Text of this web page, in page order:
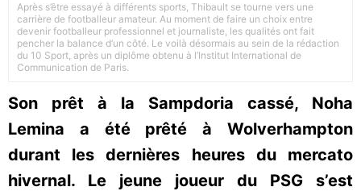
Après s’être essayé à différents sports, Thibault se tourne vers une
carrière de footballeur amateur. Au moment de faire un choix entre
devenir footballeur professionnel et journaliste, les qualités ont fait
pencher la balance d’un côté. Le voilà désormais au sein de la rédaction
du 10 Sport, après un diplôme obtenu à l’Institut International de
Communication de Paris.
Son prêt à la Sampdoria cassé, Noha
Lemina a été prêté à Wolverhampton
durant les dernières heures du mercato
hivernal. Le jeune joueur du PSG s’est